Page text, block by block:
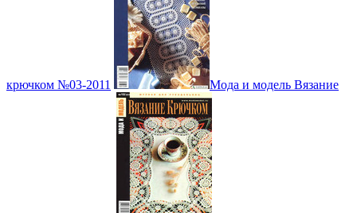
крючком №03-2011 Мода и модель Вязание